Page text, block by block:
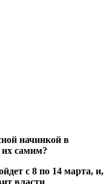
начинкой в
их самим?
с 8 по 14 марта, и,